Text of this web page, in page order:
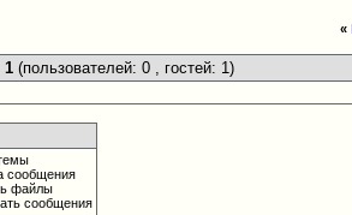
«
1(пользователей: 0 , гостей: 1)
сообщения
файлы
сообщения